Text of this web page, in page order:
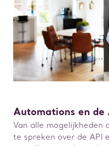
Automations en de
Van alle mogelijkheden
te spreken over de API